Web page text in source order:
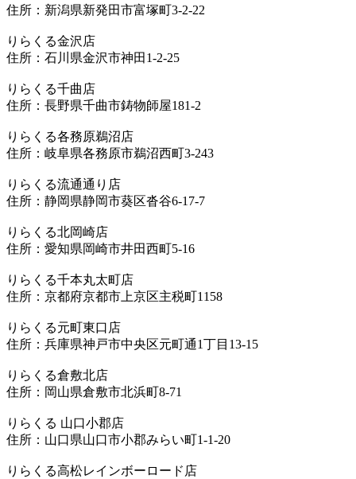
住所：新潟県新発田市富塚町3-2-22
りらくる金沢店
住所：石川県金沢市神田1-2-25
りらくる千曲店
住所：長野県千曲市鋳物師屋181-2
りらくる各務原鵜沼店
住所：岐阜県各務原市鵜沼西町3-243
りらくる流通通り店
住所：静岡県静岡市葵区沓谷6-17-7
りらくる北岡崎店
住所：愛知県岡崎市井田西町5-16
りらくる千本丸太町店
住所：京都府京都市上京区主税町1158
りらくる元町東口店
住所：兵庫県神戸市中央区元町通1丁目13-15
りらくる倉敷北店
住所：岡山県倉敷市北浜町8-71
りらくる 山口小郡店
住所：山口県山口市小郡みらい町1-1-20
りらくる高松レインボーロード店